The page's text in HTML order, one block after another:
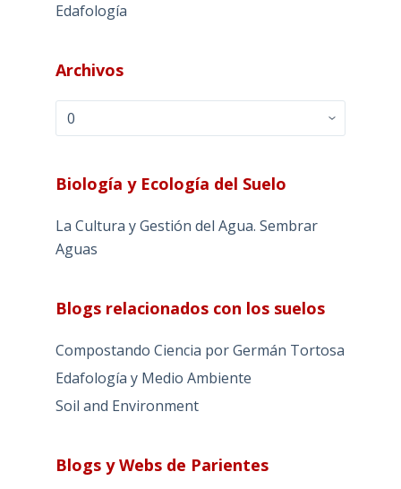
Edafología
Archivos
Archivos
Biología y Ecología del Suelo
La Cultura y Gestión del Agua. Sembrar
Aguas
Blogs relacionados con los suelos
Compostando Ciencia por Germán Tortosa
Edafología y Medio Ambiente
Soil and Environment
Blogs y Webs de Parientes